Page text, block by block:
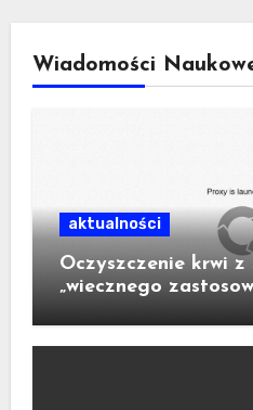
Wiadomości
aktualności
Oczyszczenie krwi
„wiecznego